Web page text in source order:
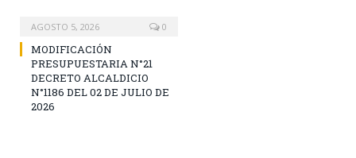
AGOSTO 5, 2026 0
MODIFICACIÓN
PRESUPUESTARIA N°21
DECRETO ALCALDICIO
N°1186 DEL 02 DE JULIO DE
2026